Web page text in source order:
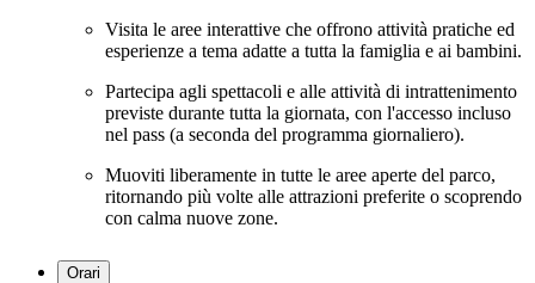
Visita le aree interattive che offrono attività pratiche ed
esperienze a tema adatte a tutta la famiglia e ai bambini.
Partecipa agli spettacoli e alle attività di intrattenimento
previste durante tutta la giornata, con l'accesso incluso
nel pass (a seconda del programma giornaliero).
Muoviti liberamente in tutte le aree aperte del parco,
ritornando più volte alle attrazioni preferite o scoprendo
con calma nuove zone.
Orari